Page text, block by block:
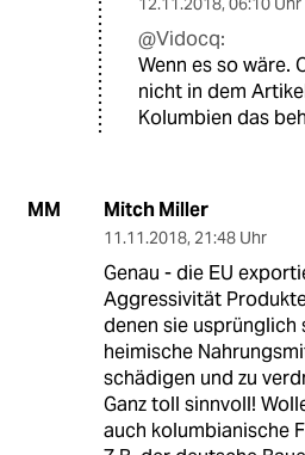
@Vidocq:
Wenn es so wäre.
nicht in dem
Kolumbien das
MM Mitch Miller
11.11.2018, 21:48 Uhr
Genau - die EU
Aggressivität
denen sie
heimische
schädigen und zu
Ganz toll sinnvoll!
auch kolumbianische